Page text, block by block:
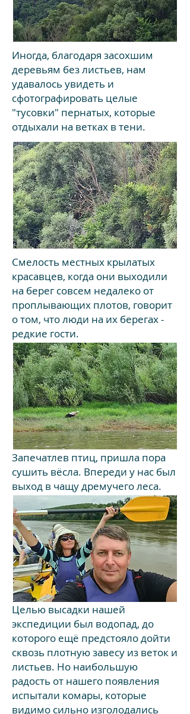
Иногда, благодаря засохшим
деревьям без листьев, нам
удавалось увидеть и
сфотографировать целые
"тусовки" пернатых, которые
отдыхали на ветках в тени.
Смелость местных крылатых
красавцев, когда они выходили
на берег совсем недалеко от
проплывающих плотов, говорит
о том, что люди на их берегах -
редкие гости.
Запечатлев птиц, пришла пора
сушить вёсла. Впереди у нас был
выход в чащу дремучего леса.
Целью высадки нашей
экспедиции был водопад, до
которого ещё предстояло дойти
сквозь плотную завесу из веток и
листьев. Но наибольшую
радость от нашего появления
испытали комары, которые
видимо сильно изголодались